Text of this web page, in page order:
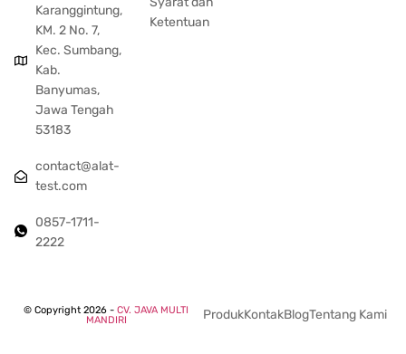
Karanggintung,
KM. 2 No. 7,
Kec. Sumbang,
Kab.
Banyumas,
Jawa Tengah
53183
contact@alat-
test.com
0857-1711-
2222
Ketentuan
© Copyright 2026 - CV. JAVA MULTI
MANDIRI
ProdukKontakBlogTentang Kami